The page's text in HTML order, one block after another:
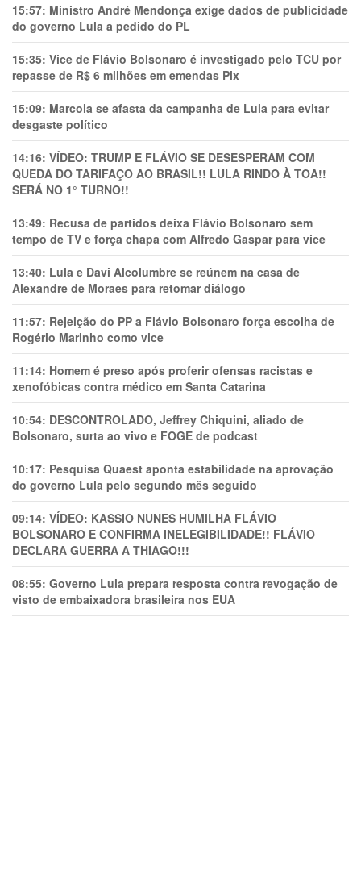
15:57: Ministro André Mendonça exige dados de publicidade
do governo Lula a pedido do PL
15:35: Vice de Flávio Bolsonaro é investigado pelo TCU por
repasse de R$ 6 milhões em emendas Pix
15:09: Marcola se afasta da campanha de Lula para evitar
desgaste político
14:16: VÍDEO: TRUMP E FLÁVIO SE DESESPERAM COM
QUEDA DO TARIFAÇO AO BRASIL!! LULA RINDO À TOA!!
SERÁ NO 1° TURNO!!
13:49: Recusa de partidos deixa Flávio Bolsonaro sem
tempo de TV e força chapa com Alfredo Gaspar para vice
13:40: Lula e Davi Alcolumbre se reúnem na casa de
Alexandre de Moraes para retomar diálogo
11:57: Rejeição do PP a Flávio Bolsonaro força escolha de
Rogério Marinho como vice
11:14: Homem é preso após proferir ofensas racistas e
xenofóbicas contra médico em Santa Catarina
10:54: DESCONTROLADO, Jeffrey Chiquini, aliado de
Bolsonaro, surta ao vivo e FOGE de podcast
10:17: Pesquisa Quaest aponta estabilidade na aprovação
do governo Lula pelo segundo mês seguido
09:14: VÍDEO: KASSIO NUNES HUMlLHA FLÁVIO
BOLSONARO E CONFIRMA INELEGIBILIDADE!! FLÁVIO
DECLARA GUERRA A THIAGO!!!
08:55: Governo Lula prepara resposta contra revogação de
visto de embaixadora brasileira nos EUA